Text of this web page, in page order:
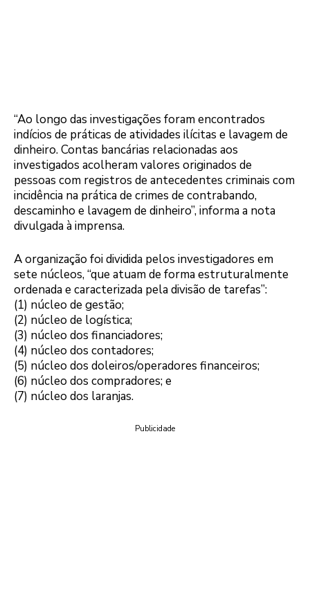
“Ao longo das investigações foram encontrados
indícios de práticas de atividades ilícitas e lavagem de
dinheiro. Contas bancárias relacionadas aos
investigados acolheram valores originados de
pessoas com registros de antecedentes criminais com
incidência na prática de crimes de contrabando,
descaminho e lavagem de dinheiro”, informa a nota
divulgada à imprensa.
A organização foi dividida pelos investigadores em
sete núcleos, “que atuam de forma estruturalmente
ordenada e caracterizada pela divisão de tarefas”:
(1) núcleo de gestão;
(2) núcleo de logística;
(3) núcleo dos financiadores;
(4) núcleo dos contadores;
(5) núcleo dos doleiros/operadores financeiros;
(6) núcleo dos compradores; e
(7) núcleo dos laranjas.
Publicidade